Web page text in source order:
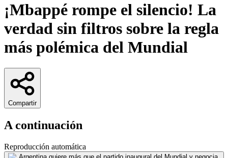
¡Mbappé rompe el silencio! La
verdad sin filtros sobre la regla
más polémica del Mundial
Compartir
A continuación
Reproducción automática